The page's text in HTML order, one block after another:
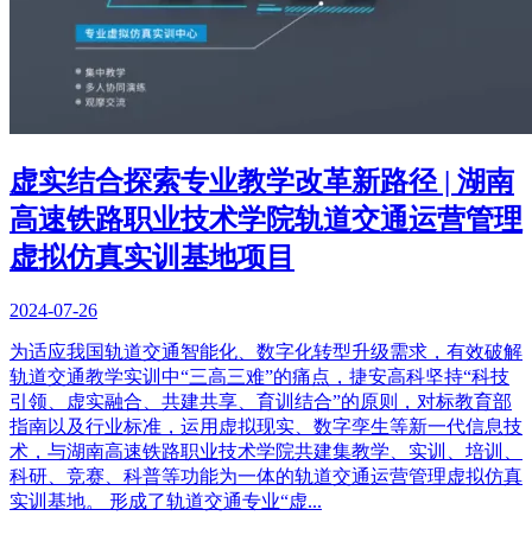
虚实结合探索专业教学改革新路径 | 湖南
高速铁路职业技术学院轨道交通运营管理
虚拟仿真实训基地项目
2024-07-26
为适应我国轨道交通智能化、数字化转型升级需求，有效破解
轨道交通教学实训中“三高三难”的痛点，捷安高科坚持“科技
引领、虚实融合、共建共享、育训结合”的原则，对标教育部
指南以及行业标准，运用虚拟现实、数字孪生等新一代信息技
术，与湖南高速铁路职业技术学院共建集教学、实训、培训、
科研、竞赛、科普等功能为一体的轨道交通运营管理虚拟仿真
实训基地。 形成了轨道交通专业“虚...